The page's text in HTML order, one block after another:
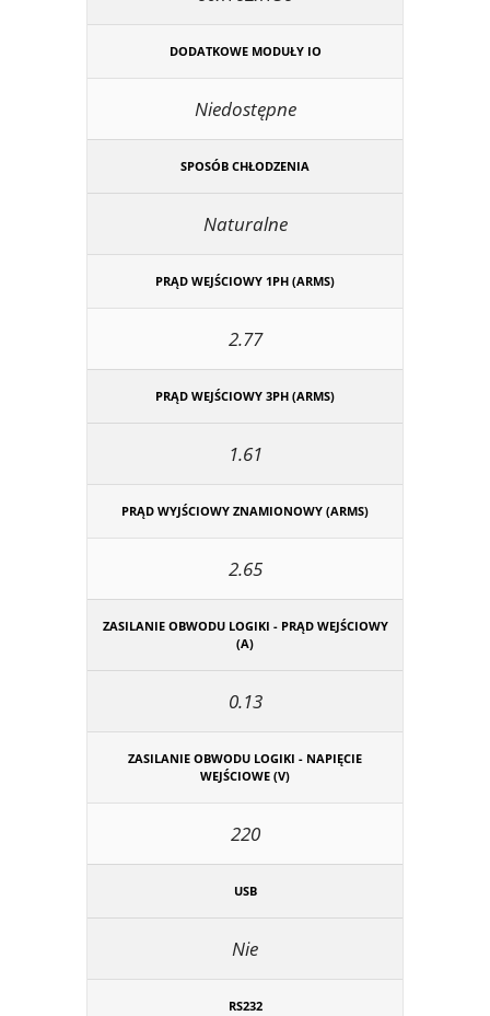
DODATKOWE MODUŁY IO
Niedostępne
SPOSÓB CHŁODZENIA
Naturalne
PRĄD WEJŚCIOWY 1PH (ARMS)
2.77
PRĄD WEJŚCIOWY 3PH (ARMS)
1.61
PRĄD WYJŚCIOWY ZNAMIONOWY (ARMS)
2.65
ZASILANIE OBWODU LOGIKI - PRĄD WEJŚCIOWY
(A)
0.13
ZASILANIE OBWODU LOGIKI - NAPIĘCIE
WEJŚCIOWE (V)
220
USB
Nie
RS232